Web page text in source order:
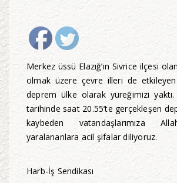
Merkez üssü Elazığ’ın Sivrice ilçesi
olmak üzere çevre illeri de
deprem ülke olarak yüreğimizi
tarihinde saat 20.55’te gerçekleşen
kaybeden vatandaşlarımıza
yaralananlara acil şifalar diliyoruz.
Harb-İş Sendikası